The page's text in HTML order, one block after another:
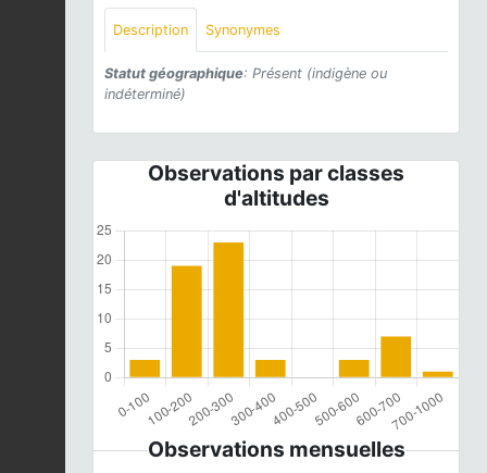
Description Synonymes
Statut géographique: Présent (indigène ou
indéterminé)
Observations par classes
d'altitudes
Observations mensuelles